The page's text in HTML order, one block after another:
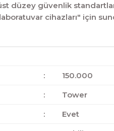
düzey güvenlik
cihazları" için
:
150.000
:
Tower
:
Evet